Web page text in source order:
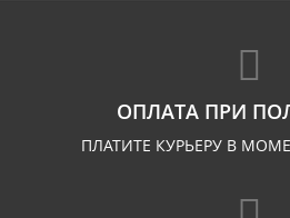
ОПЛАТА ПРИ
ПЛАТИТЕ КУРЬЕРУ В